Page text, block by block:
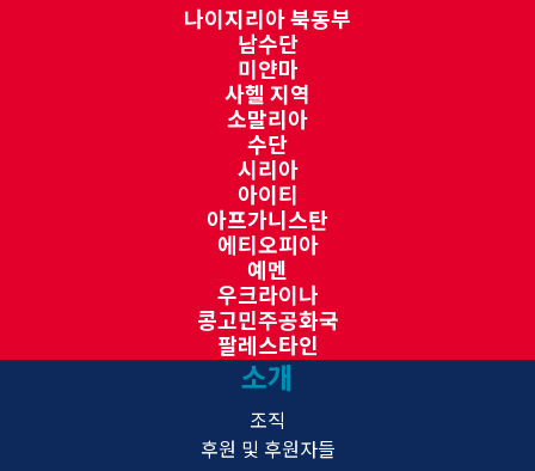
나이지리아 북동부
남수단
미얀마
사헬 지역
소말리아
수단
시리아
아이티
아프가니스탄
에티오피아
예멘
우크라이나
콩고민주공화국
팔레스타인
소개
조직
후원 및 후원자들